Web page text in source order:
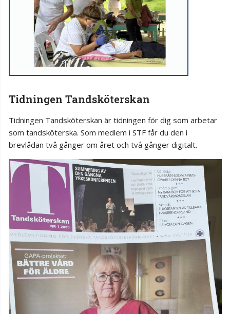
Tidningen Tandsköterskan
Tidningen Tandsköterskan är tidningen för dig som arbetar
som tandsköterska. Som medlem i STF får du den i
brevlådan två gånger om året och två gånger digitalt.